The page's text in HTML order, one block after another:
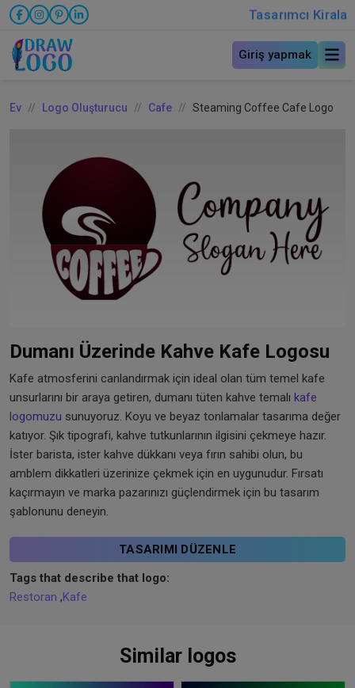
Tasarımcı Kirala
Giriş yapmak
Ev Logo Oluşturucu Cafe Steaming Coffee Cafe Logo
Dumanı Üzerinde Kahve Kafe Logosu
Kafe atmosferini canlandırmak için ideal olan tüm temel kafe
unsurlarını bir araya getiren, dumanı tüten kahve temalı kafe
logomuzu sunuyoruz. Koyu ve beyaz tonlamalar tasarıma değer
katıyor. Şık tipografi, kahve tutkunlarının ilgisini çekmeye hazır.
İster barista, ister kahve dükkanı veya fırın sahibi olun, bu
amblem dikkatleri üzerinize çekmek için en uygunudur. Fırsatı
kaçırmayın ve marka pazarınızı güçlendirmek için bu tasarım
şablonunu deneyin.
TASARIMI DÜZENLE
Tags that describe that logo:
Restoran ,Kafe
Similar logos